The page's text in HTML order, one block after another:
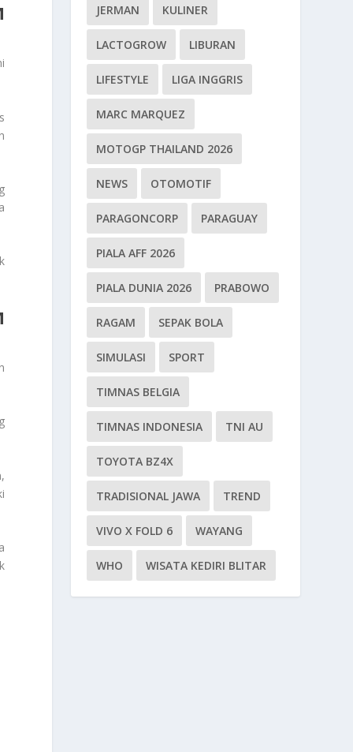
JERMAN KULINER
LACTOGROW LIBURAN
LIFESTYLE LIGA INGGRIS
MARC MARQUEZ
MOTOGP THAILAND 2026
NEWS OTOMOTIF
PARAGONCORP PARAGUAY
PIALA AFF 2026
PIALA DUNIA 2026 PRABOWO
RAGAM SEPAK BOLA
SIMULASI SPORT
TIMNAS BELGIA
TIMNAS INDONESIA TNI AU
TOYOTA BZ4X
TRADISIONAL JAWA TREND
VIVO X FOLD 6 WAYANG
WHO WISATA KEDIRI BLITAR